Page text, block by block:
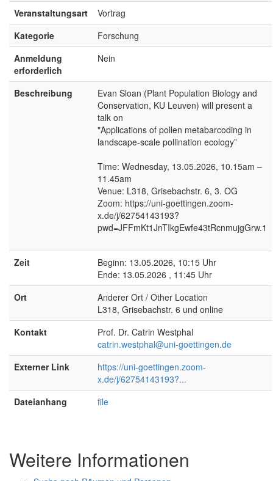
Veranstaltungsart
Vortrag
Kategorie
Forschung
Anmeldung
erforderlich
Nein
Beschreibung
Evan Sloan (Plant Population Biology and
Conservation, KU Leuven) will present a
talk on
"Applications of pollen metabarcoding in
landscape-scale pollination ecology”
Time: Wednesday, 13.05.2026, 10.15am –
11.45am
Venue: L318, Grisebachstr. 6, 3. OG
Zoom: https://uni-goettingen.zoom-
x.de/j/62754143193?
pwd=JFFmKt1JnTIkgEwfe43tRcnmujgGrw.1
Zeit
Beginn: 13.05.2026, 10:15 Uhr
Ende: 13.05.2026 , 11:45 Uhr
Ort
Anderer Ort / Other Location
L318, Grisebachstr. 6 und online
Kontakt
Prof. Dr. Catrin Westphal
catrin.westphal@uni-goettingen.de
Externer Link
https://uni-goettingen.zoom-
x.de/j/62754143193?...
Dateianhang
file
Weitere Informationen